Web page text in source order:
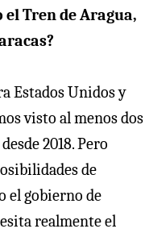
Tren de Aragua,
Estados Unidos y
visto al menos dos
2018. Pero
de
el gobierno de
realmente el